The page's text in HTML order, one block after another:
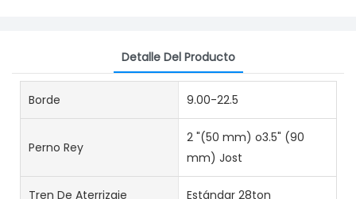
Detalle Del Producto
Borde 9.00-22.5
Perno Rey
2 "(50 mm) o3.5" (90
mm) Jost
Tren De Aterrizaje Estándar 28ton